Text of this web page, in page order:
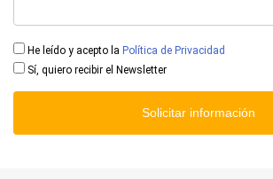
He leído y acepto la Política de Privacidad
Sí, quiero recibir el Newsletter
Solicitar información